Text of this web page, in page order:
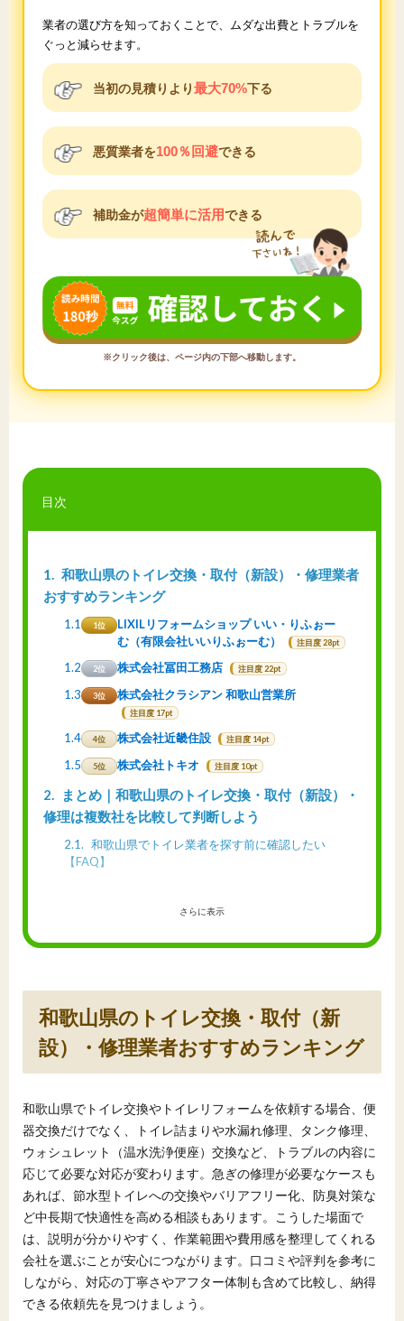
業者の選び方を知っておくことで、ムダな出費とトラブルを
ぐっと減らせます。
当初の見積りより最大70%下る
悪質業者を100％回避できる
補助金が超簡単に活用できる
※クリック後は、ページ内の下部へ移動します。
目次
1
和歌山県のトイレ交換・取付（新設）・修理業者
おすすめランキング
1.1 1位
LIXILリフォームショップ いい・りふぉー
む（有限会社いいりふぉーむ）
注目度 28pt
1.2 2位 株式会社冨田工務店 注目度 22pt
1.3 3位 株式会社クラシアン 和歌山営業所
注目度 17pt
1.4 4位 株式会社近畿住設 注目度 14pt
1.5 5位 株式会社トキオ 注目度 10pt
2
まとめ｜和歌山県のトイレ交換・取付（新設）・
修理は複数社を比較して判断しよう
2.1
和歌山県でトイレ業者を探す前に確認したい
【FAQ】
さらに表示
和歌山県のトイレ交換・取付（新
設）・修理業者おすすめランキング
和歌山県でトイレ交換やトイレリフォームを依頼する場合、便
器交換だけでなく、トイレ詰まりや水漏れ修理、タンク修理、
ウォシュレット（温水洗浄便座）交換など、トラブルの内容に
応じて必要な対応が変わります。急ぎの修理が必要なケースも
あれば、節水型トイレへの交換やバリアフリー化、防臭対策な
ど中長期で快適性を高める相談もあります。こうした場面で
は、説明が分かりやすく、作業範囲や費用感を整理してくれる
会社を選ぶことが安心につながります。口コミや評判を参考に
しながら、対応の丁寧さやアフター体制も含めて比較し、納得
できる依頼先を見つけましょう。